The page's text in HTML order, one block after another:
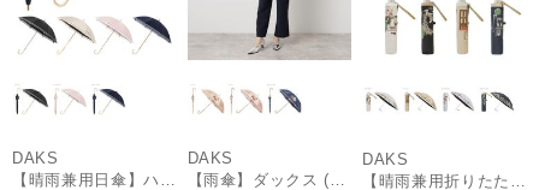
DAKS
DAKS
DAKS